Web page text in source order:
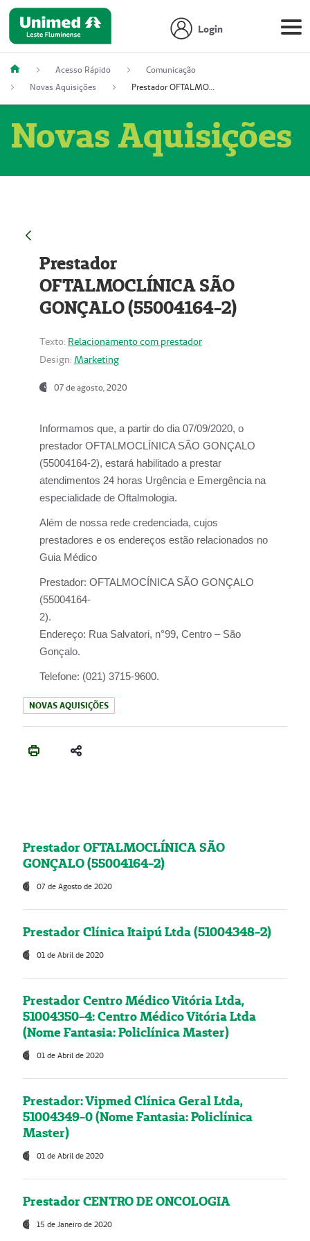
Login
Acesso Rápido
Comunicação
Novas Aquisições
Prestador OFTALMOCLÍNICA SÃO GONÇALO (55004164-2)
Novas Aquisições
Prestador
OFTALMOCLÍNICA SÃO
GONÇALO (55004164-2)
Texto: Relacionamento com prestador
Design: Marketing
07 de agosto, 2020
Informamos que, a partir do dia07/09/2020, o
prestador OFTALMOCLÍNICA SÃO GONÇALO
(55004164-2), estará habilitado a prestar
atendimentos 24 horas Urgência e Emergência na
especialidade de Oftalmologia.
Além de nossa rede credenciada, cujos
prestadores e os endereços estão relacionados no
Guia Médico
Prestador: OFTALMOCÍNICA SÃO GONÇALO
(55004164-
2).
Endereço: Rua Salvatori, n°99, Centro – São
Gonçalo.
Telefone: (021) 3715-9600.
NOVAS AQUISIÇÕES
Prestador OFTALMOCLÍNICA SÃO
GONÇALO (55004164-2)
07 de Agosto de 2020
Prestador Clínica Itaipú Ltda (51004348-2)
01 de Abril de 2020
Prestador Centro Médico Vitória Ltda,
51004350-4: Centro Médico Vitória Ltda
(Nome Fantasia: Policlínica Master)
01 de Abril de 2020
Prestador: Vipmed Clínica Geral Ltda,
51004349-0 (Nome Fantasia: Policlínica
Master)
01 de Abril de 2020
Prestador CENTRO DE ONCOLOGIA
15 de Janeiro de 2020